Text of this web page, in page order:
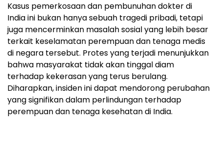
Kasus pemerkosaan dan pembunuhan dokter di
India ini bukan hanya sebuah tragedi pribadi, tetapi
juga mencerminkan masalah sosial yang lebih besar
terkait keselamatan perempuan dan tenaga medis
di negara tersebut. Protes yang terjadi menunjukkan
bahwa masyarakat tidak akan tinggal diam
terhadap kekerasan yang terus berulang.
Diharapkan, insiden ini dapat mendorong perubahan
yang signifikan dalam perlindungan terhadap
perempuan dan tenaga kesehatan di India.